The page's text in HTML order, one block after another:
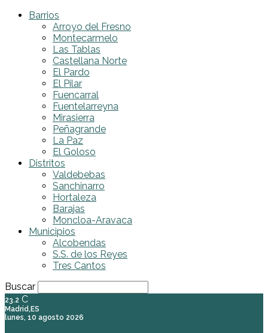
Barrios
Arroyo del Fresno
Montecarmelo
Las Tablas
Castellana Norte
El Pardo
El Pilar
Fuencarral
Fuentelarreyna
Mirasierra
Peñagrande
La Paz
El Goloso
Distritos
Valdebebas
Sanchinarro
Hortaleza
Barajas
Moncloa-Aravaca
Municipios
Alcobendas
S.S. de los Reyes
Tres Cantos
Buscar
23.2 C
Madrid,ES
lunes, 10 agosto 2026